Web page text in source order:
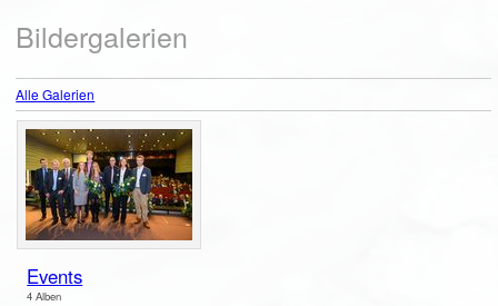
Bildergalerien
Alle Galerien
Events
4 Alben